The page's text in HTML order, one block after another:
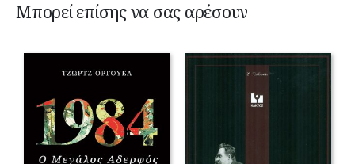
Μπορεί επίσης να σας αρέσουν